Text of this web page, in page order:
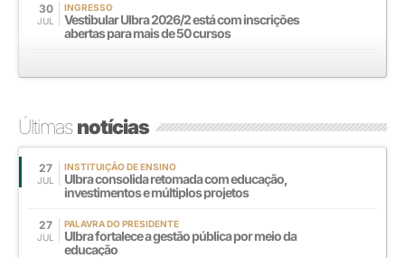
30
JUL
INGRESSO
Vestibular Ulbra 2026/2 está com inscrições
abertas para mais de 50 cursos
Últimasnotícias
27
JUL
INSTITUIÇÃO DE ENSINO
Ulbra consolida retomada com educação,
investimentos e múltiplos projetos
27
JUL
PALAVRA DO PRESIDENTE
Ulbra fortalece a gestão pública por meio da
educação